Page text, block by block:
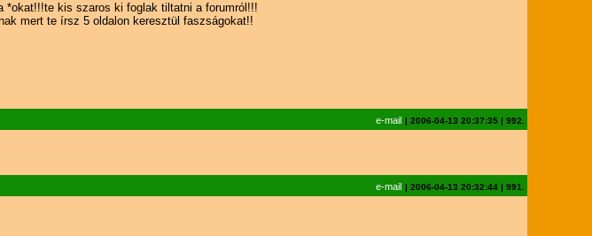
*okat!!!te kis szaros ki foglak tiltatni a forumról!!!
mert te írsz 5 oldalon keresztül faszságokat!!
e-mail | 2006-04-13 20:37:35| 992.
e-mail | 2006-04-13 20:32:44| 991.